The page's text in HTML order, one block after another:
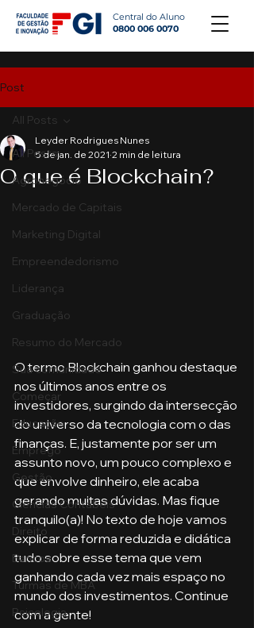
Central do Aluno
0800 006 0070
Post
All Posts
Agronegócio
Mercado de Capitais
Marketing Digital
Empreendedorismo
Liderança
Graduação
Resumo do Mercado
Sua comunidade
Começar
Educação
Emprego
Gestão
Ciências Contábeis
Direito
Bancos
Turmas de MBA
Psicologia
All Posts
O que é Blockchain?
Leyder Rodrigues Nunes
5 de jan. de 2021 2 min de leitura
O termo Blockchain ganhou destaque
nos últimos anos entre os
investidores, surgindo da intersecção
do universo da tecnologia com o das
finanças. E, justamente por ser um
assunto novo, um pouco complexo e
que envolve dinheiro, ele acaba
gerando muitas dúvidas. Mas fique
tranquilo(a)! No texto de hoje vamos
explicar de forma reduzida e didática
tudo sobre esse tema que vem
ganhando cada vez mais espaço no
mundo dos investimentos. Continue
com a gente!